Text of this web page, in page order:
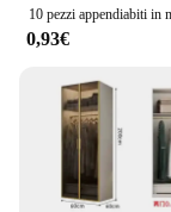
0,93€